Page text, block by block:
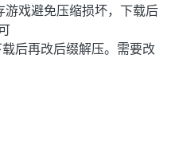
游戏避免压缩损坏，下载后
后再改后缀解压。需要改